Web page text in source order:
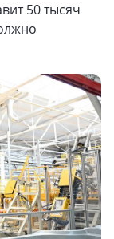
50 тысяч